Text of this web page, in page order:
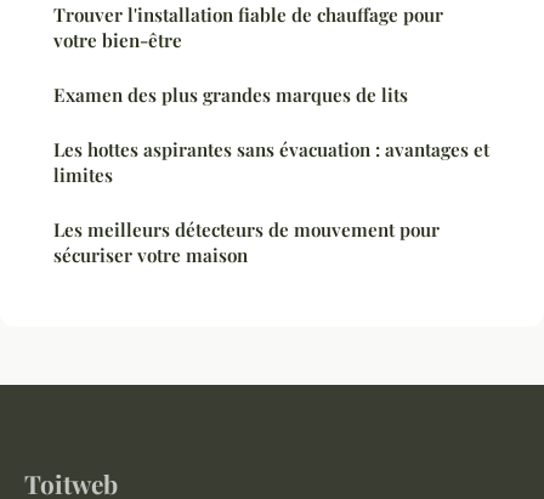
Trouver l'installation fiable de chauffage pour
votre bien-être
Examen des plus grandes marques de lits
Les hottes aspirantes sans évacuation : avantages et
limites
Les meilleurs détecteurs de mouvement pour
sécuriser votre maison
Toitweb